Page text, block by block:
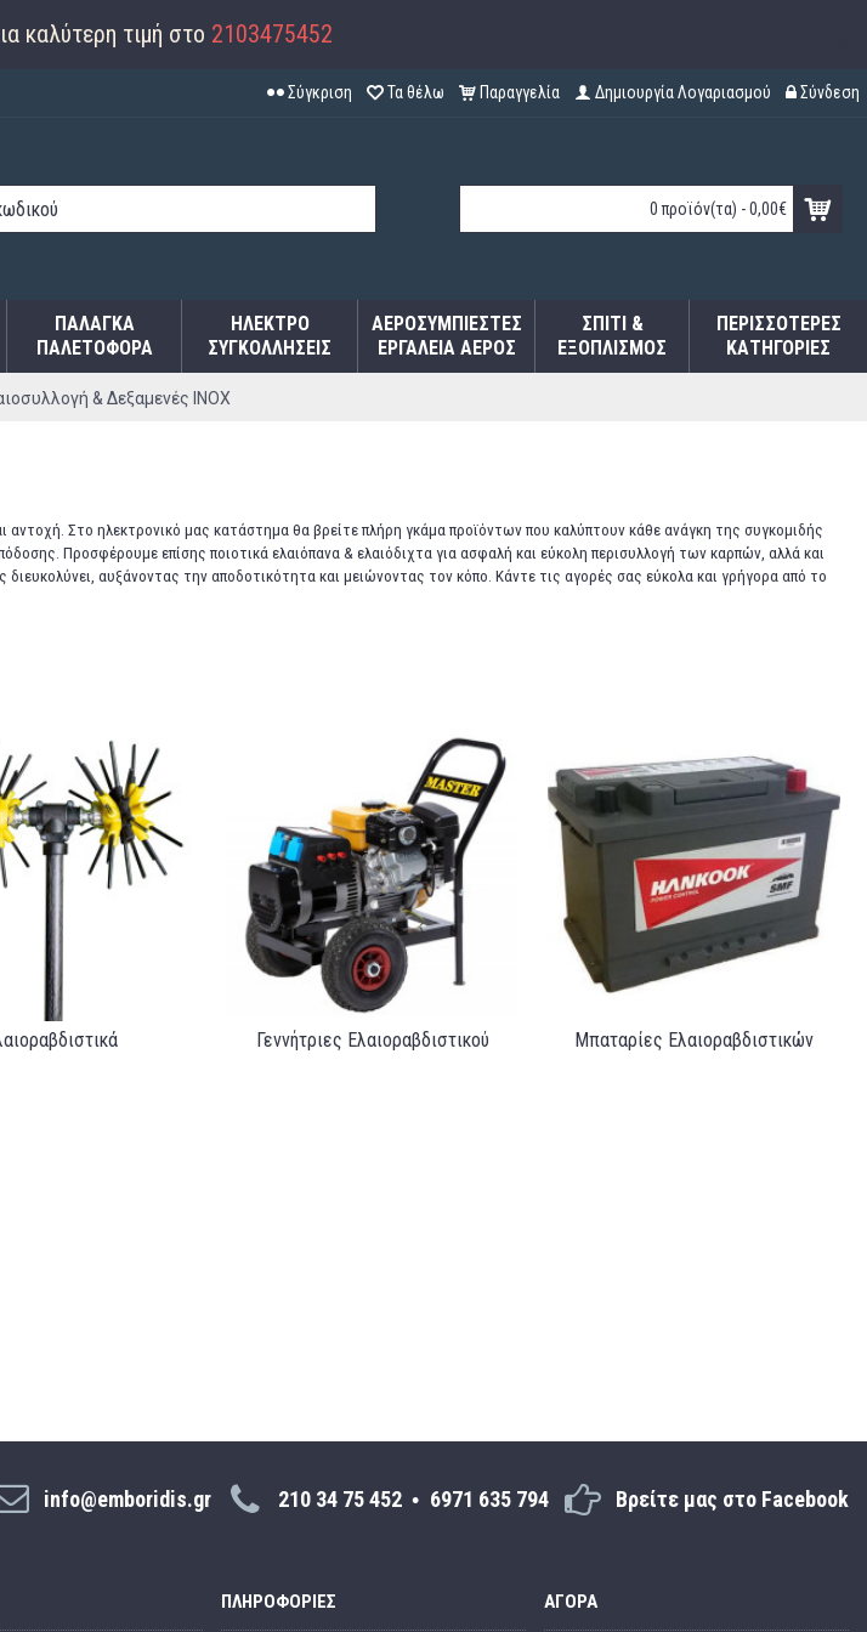
καλύτερη τιμή στο 2103475452
Σύγκριση Τα θέλω Παραγγελία Δημιουργία Λογαριασμού Σύνδεση
0 προϊόν(τα) - 0,00€
ΠΑΛΆΓΚΑ
ΠΑΛΕΤΟΦΌΡΑ
ΗΛΕΚΤΡΟ
ΣΥΓΚΟΛΛΉΣΕΙΣ
ΑΕΡΟΣΥΜΠΙΕΣΤΈΣ
ΕΡΓΑΛΕΊΑ ΑΈΡΟΣ
ΣΠΊΤΙ &
ΕΞΟΠΛΙΣΜΌΣ
ΠΕΡΙΣΣΌΤΕΡΕΣ
ΚΑΤΗΓΟΡΊΕΣ
& Δεξαμενές INOX
Στο ηλεκτρονικό μας κατάστημα θα βρείτε πλήρη γκάμα προϊόντων που καλύπτουν κάθε ανάγκη της συγκομιδής
Προσφέρουμε επίσης ποιοτικά ελαιόπανα & ελαιόδιχτα για ασφαλή και εύκολη περισυλλογή των καρπών, αλλά και
διευκολύνει, αυξάνοντας την αποδοτικότητα και μειώνοντας τον κόπο. Κάντε τις αγορές σας εύκολα και γρήγορα από το
Γεννήτριες Ελαιοραβδιστικού Μπαταρίες Ελαιοραβδιστικών
info@emboridis.gr 210 34 75 452 6971 635 794 Βρείτε μας στο Facebook
ΠΛΗΡΟΦΟΡΊΕΣ ΑΓΟΡΆ